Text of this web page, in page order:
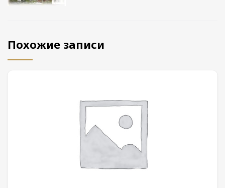
Похожие записи